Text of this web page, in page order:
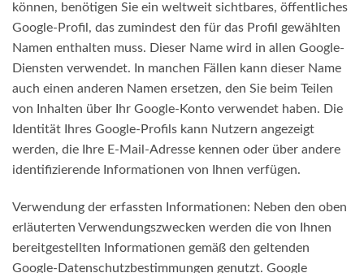
können, benötigen Sie ein weltweit sichtbares, öffentliches
Google-Profil, das zumindest den für das Profil gewählten
Namen enthalten muss. Dieser Name wird in allen Google-
Diensten verwendet. In manchen Fällen kann dieser Name
auch einen anderen Namen ersetzen, den Sie beim Teilen
von Inhalten über Ihr Google-Konto verwendet haben. Die
Identität Ihres Google-Profils kann Nutzern angezeigt
werden, die Ihre E-Mail-Adresse kennen oder über andere
identifizierende Informationen von Ihnen verfügen.
Verwendung der erfassten Informationen: Neben den oben
erläuterten Verwendungszwecken werden die von Ihnen
bereitgestellten Informationen gemäß den geltenden
Google-Datenschutzbestimmungen genutzt. Google